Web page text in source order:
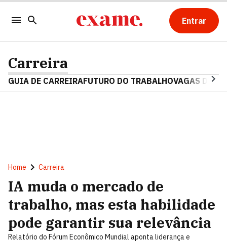
Entrar
Carreira
GUIA DE CARREIRAFUTURO DO TRABALHOVAGAS DE
Home Carreira
IA muda o mercado de
trabalho, mas esta habilidade
pode garantir sua relevância
Relatório do Fórum Econômico Mundial aponta liderança e